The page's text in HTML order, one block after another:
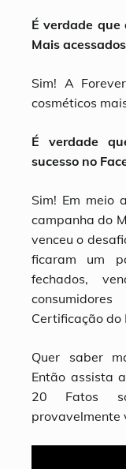
É verdade que
Mais
Sim! A
cosméticos
É verdade
sucesso no
Sim! Em meio
campanha do
venceu o
ficaram um
fechados,
Certificação do
Quer saber
Então assista
20 Fatos
provavelmente